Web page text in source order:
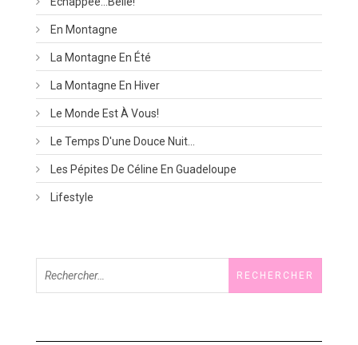
En Montagne
La Montagne En Été
La Montagne En Hiver
Le Monde Est À Vous!
Le Temps D'une Douce Nuit…
Les Pépites De Céline En Guadeloupe
Lifestyle